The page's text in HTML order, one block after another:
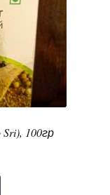
100гр